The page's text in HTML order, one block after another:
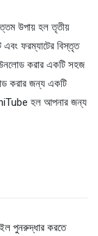
উপায় হল তৃতীয়
এবং ফরম্যাটের বিস্তৃত
করার একটি সহজ
করার জন্য একটি
হল আপনার জন্য
পুনরুদ্ধার করতে